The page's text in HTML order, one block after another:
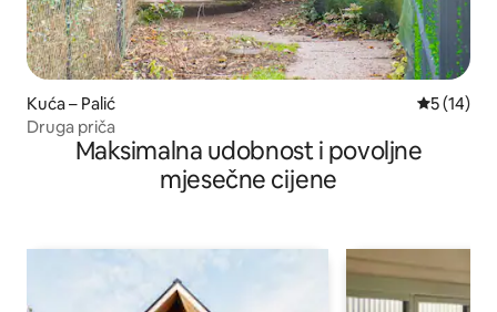
Kuća – Palić Prosječna
5 (14)
Druga priča
Maksimalna udobnost i povoljne
mjesečne cijene